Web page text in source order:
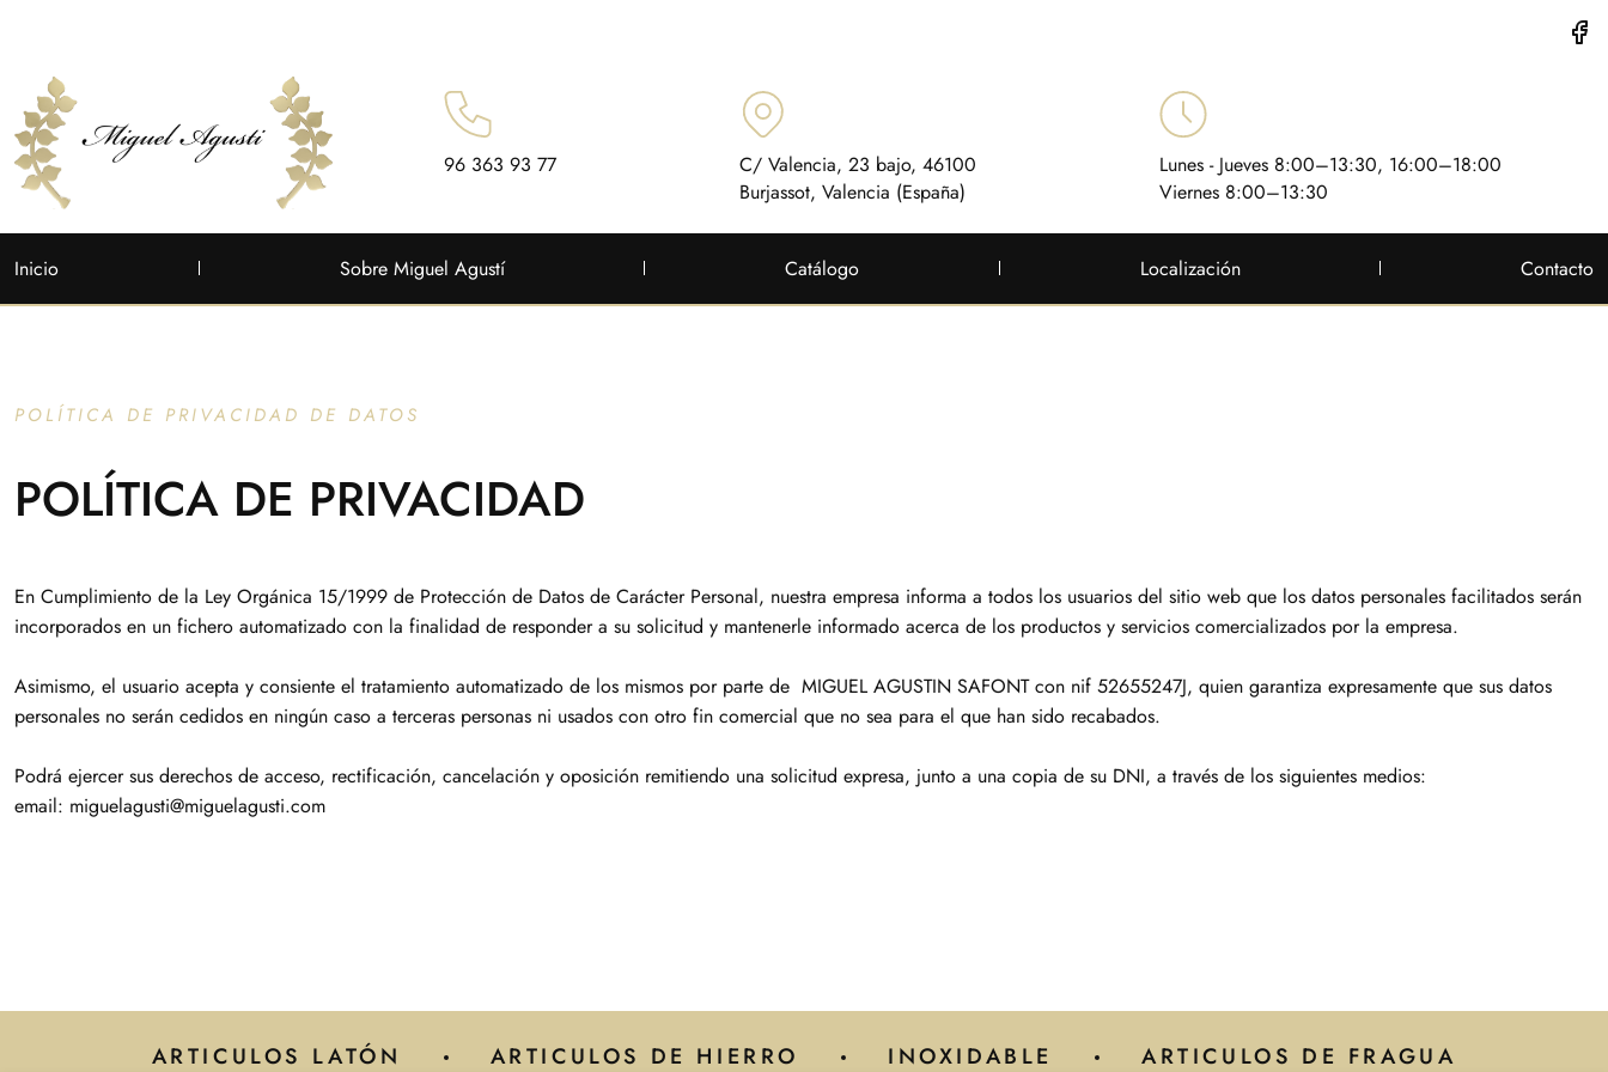
96 363 93 77
C/ Valencia, 23 bajo, 46100
Burjassot, Valencia (España)
Lunes - Jueves 8:00–13:30, 16:00–18:00
Viernes 8:00–13:30
Inicio Sobre Miguel Agustí Catálogo Localización Contacto
POLÍTICA DE PRIVACIDAD DE DATOS
POLÍTICA DE PRIVACIDAD
En Cumplimiento de la Ley Orgánica 15/1999 de Protección de Datos de Carácter Personal, nuestra empresa informa a todos los usuarios del sitio web que los datos personales facilitados serán
incorporados en un fichero automatizado con la finalidad de responder a su solicitud y mantenerle informado acerca de los productos y servicios comercializados por la empresa.
Asimismo, el usuario acepta y consiente el tratamiento automatizado de los mismos por parte de MIGUEL AGUSTIN SAFONT con nif 52655247J, quien garantiza expresamente que sus datos
personales no serán cedidos en ningún caso a terceras personas ni usados con otro fin comercial que no sea para el que han sido recabados.
Podrá ejercer sus derechos de acceso, rectificación, cancelación y oposición remitiendo una solicitud expresa, junto a una copia de su DNI, a través de los siguientes medios:
email: miguelagusti@miguelagusti.com
ARTICULOS LATÓN ARTICULOS DE HIERRO INOXIDABLE ARTICULOS DE FRAGUA